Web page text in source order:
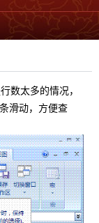
数太多的情况，
滑动，方便查